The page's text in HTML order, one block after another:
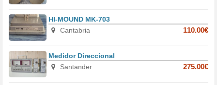
HI-MOUND MK-703
Cantabria
110.00€
Medidor Direccional
Santander
275.00€